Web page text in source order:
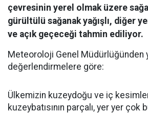
çevresinin yerel olmak üzere
gürültülü sağanak yağışlı, diğer
ve açık geçeceği tahmin ediliyor.
Meteoroloji Genel Müdürlüğünden
değerlendirmelere göre:
Ülkemizin kuzeydoğu ve iç
kuzeybatısının parçalı, yer yer çok